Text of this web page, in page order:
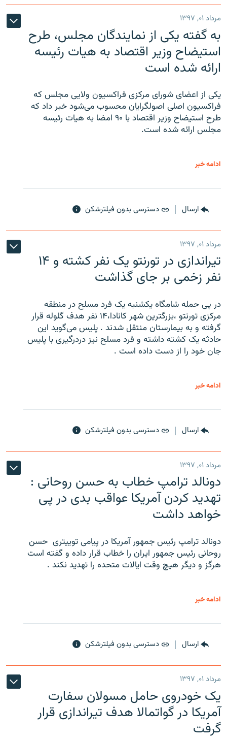
مرداد ۰۱, ۱۳۹۷
به گفته یکی از نمایندگان مجلس، طرح
استیضاح وزیر اقتصاد به هیات رئیسه
ارائه شده است
یکی از اعضای شورای مرکزی فراکسیون ولایی مجلس که
فراکسیون اصلی اصولگرایان محسوب می‌شود خبر داد که
طرح استیضاح وزیر اقتصاد با ۹۰ امضا به هیات رئیسه
مجلس ارائه شده است.
ادامه خبر
ارسال دسترسی بدون فیلترشکن
مرداد ۰۱, ۱۳۹۷
تیراندازی در تورنتو یک نفر کشته و ۱۴
نفر زخمی بر جای گذاشت
در پی حمله شامگاه یکشنبه یک فرد مسلح در منطقه
مرکزی تورنتو ،‌بزرگترین شهر کانادا،۱۴ نفر هدف گلوله قرار
گرفته و به بیمارستان منتقل شدند . پلیس می‌گوید این
حادثه یک کشته داشته و فرد مسلح نیز دردرگیری با پلیس
جان خود را از دست داده است .
ادامه خبر
ارسال دسترسی بدون فیلترشکن
مرداد ۰۱, ۱۳۹۷
دونالد ترامپ خطاب به حسن روحانی :
تهدید کردن آمریکا عواقب بدی در پی
خواهد داشت
دونالد ترامپ رئیس جمهور آمریکا در پیامی توییتری ‌ حسن
روحانی رئیس جمهور ایران را خطاب قرار داده و گفته است
هرگز و دیگر هیچ وقت ایالات متحده را تهدید نکند .
ادامه خبر
ارسال دسترسی بدون فیلترشکن
مرداد ۰۱, ۱۳۹۷
یک خودروی حامل مسولان سفارت
آمریکا در گواتمالا هدف تیراندازی قرار
گرفت